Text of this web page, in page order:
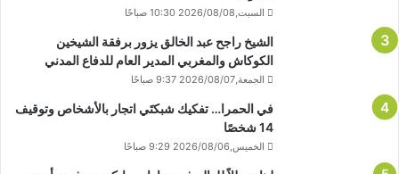
السبت,2026/08/08 10:30 صباحًا
الشيخ راجح عبد الخالق يزور برفقة الشيخين
الكوكاش والمغربي المدير العام للدفاع المدني
الجمعة,2026/08/07 9:37 صباحًا
في الحمرا… تفكيك شبكتَي اتجار بالأشخاص وتوقيف
14 شخصًا
الخميس,2026/08/06 9:29 صباحًا